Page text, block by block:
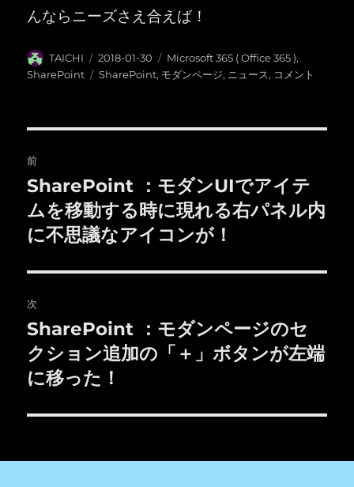
んならニーズさえ合えば！
投
稿
TAICHI
投
稿
2018-01-30
カ
テ
Microsoft 365 ( Office 365 ),
SharePoint
タ
SharePoint, モダンページ, ニュース, コメント
稿
ナ
ビ
ゲ
ー
シ
ョ
ン
前
前
の
投
SharePoint ：モダンUIでアイテ
ムを移動する時に現れる右パネル内
に不思議なアイコンが！
次
次
の
投
SharePoint ：モダンページのセ
クション追加の「＋」ボタンが左端
に移った！